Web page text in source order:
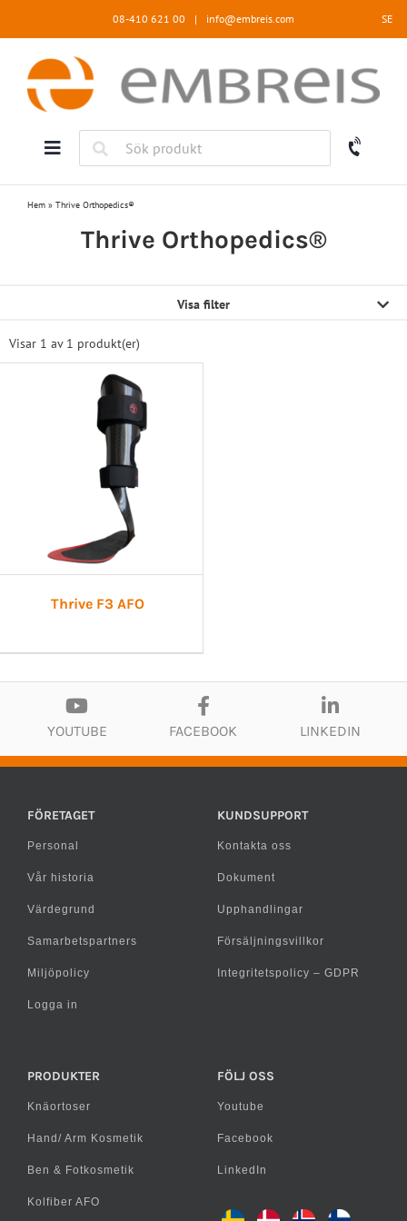
08-410 621 00 | info@embreis.com SE
Hem » Thrive Orthopedics®
Thrive Orthopedics®
Visa filter
Visar 1 av 1 produkt(er)
Thrive F3 AFO
YOUTUBE FACEBOOK LINKEDIN
FÖRETAGET
Personal
Vår historia
Värdegrund
Samarbetspartners
Miljöpolicy
Logga in
KUNDSUPPORT
Kontakta oss
Dokument
Upphandlingar
Försäljningsvillkor
Integritetspolicy – GDPR
PRODUKTER
Knäortoser
Hand/ Arm Kosmetik
Ben & Fotkosmetik
Kolfiber AFO
FÖLJ OSS
Youtube
Facebook
LinkedIn